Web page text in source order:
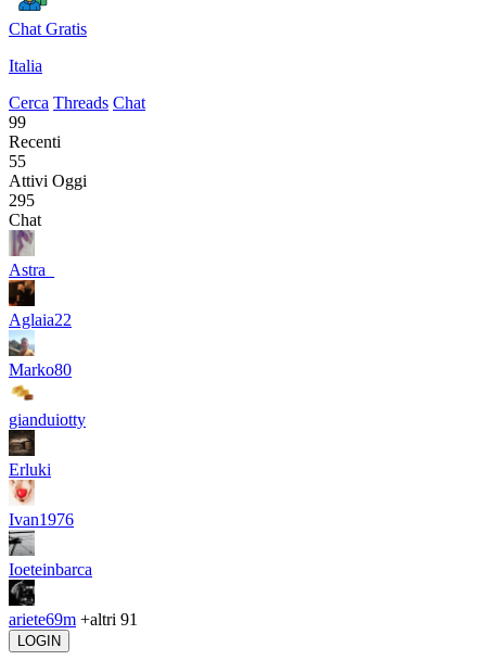
Chat Gratis
Italia
Cerca Threads Chat
99
Recenti
55
Attivi Oggi
295
Chat
Astra_
Aglaia22
Marko80
gianduiotty
Erluki
Ivan1976
Ioeteinbarca
ariete69m +altri 91
LOGIN